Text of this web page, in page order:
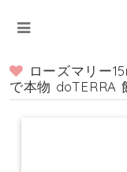
ローズマリー
で本物 doTERRA